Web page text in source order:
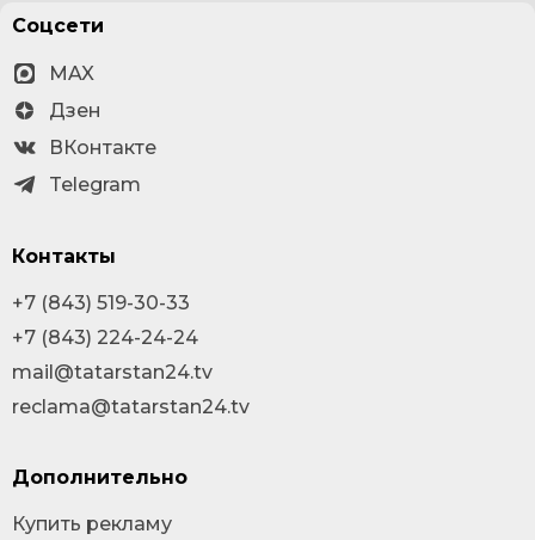
Соцсети
MAX
Дзен
ВКонтакте
Telegram
Контакты
+7 (843) 519-30-33
+7 (843) 224-24-24
mail@tatarstan24.tv
reclama@tatarstan24.tv
Дополнительно
Купить рекламу